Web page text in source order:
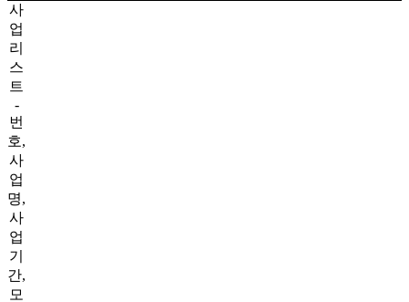
사
업
리
스
트
-
번
호,
사
업
명,
사
업
기
간,
모